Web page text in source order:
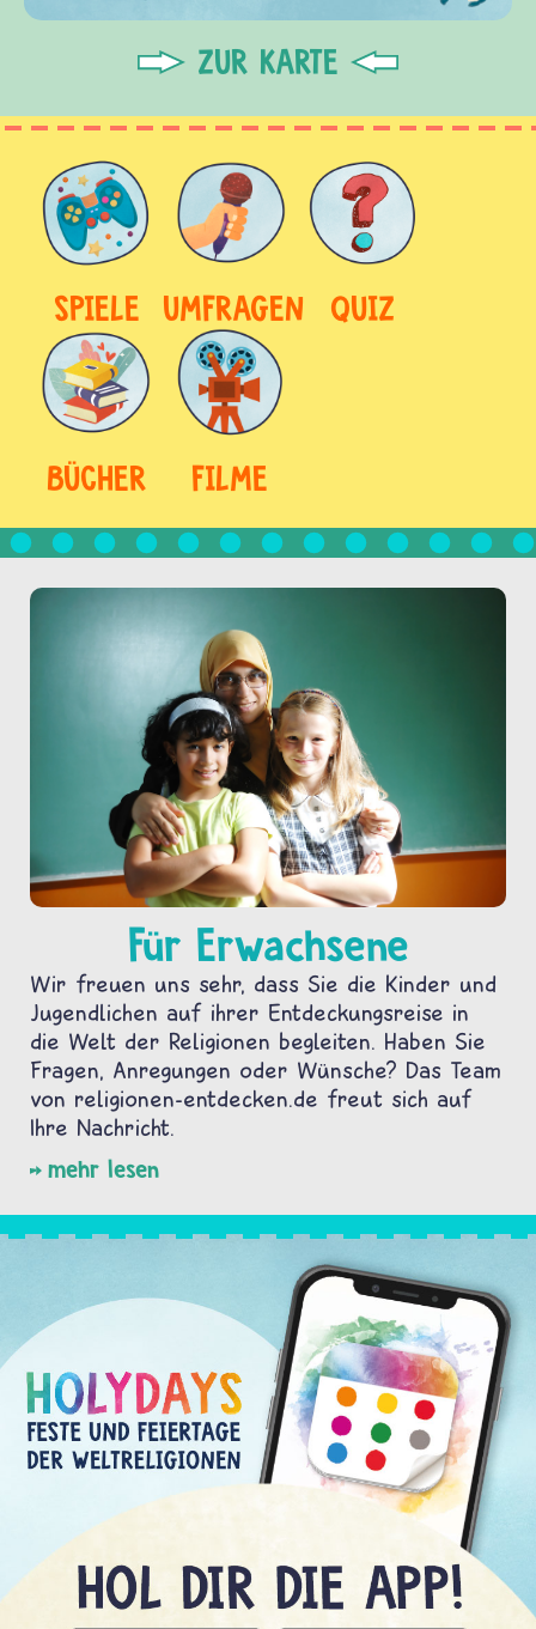
ZUR KARTE
SPIELE UMFRAGEN QUIZ
BÜCHER FILME
Für Erwachsene
Wir freuen uns sehr, dass Sie die Kinder und
Jugendlichen auf ihrer Entdeckungsreise in
die Welt der Religionen begleiten. Haben Sie
Fragen, Anregungen oder Wünsche? Das Team
von religionen-entdecken.de freut sich auf
Ihre Nachricht.
mehr lesen